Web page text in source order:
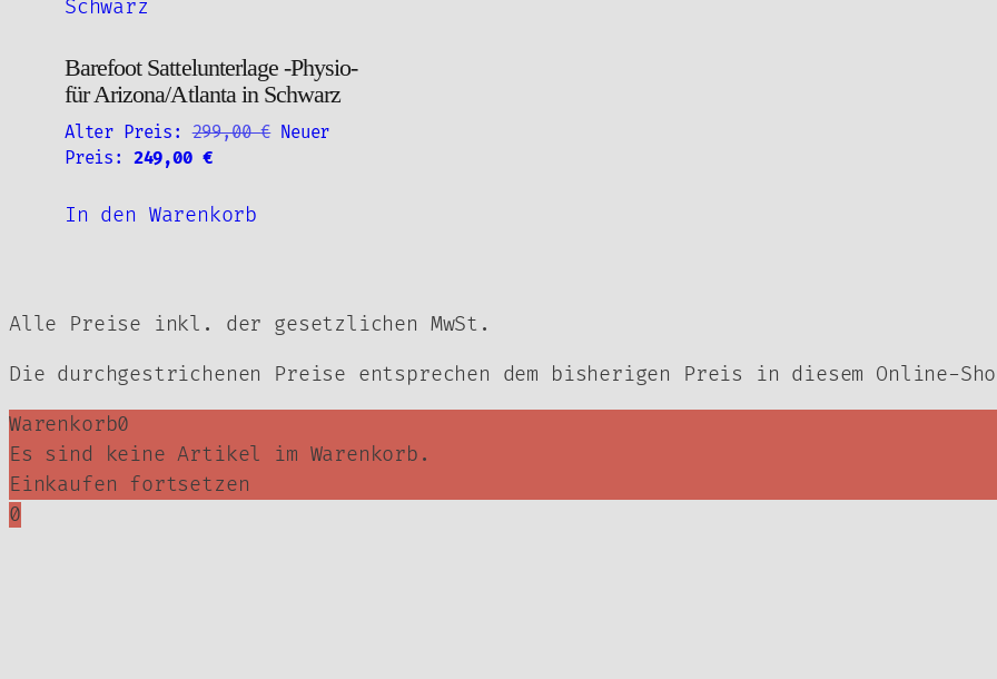
Barefoot Sattelunterlage -Physio-
für Arizona/Atlanta in Schwarz
Alter Preis: 299,00€ Ursprünglicher
Neuer
Preis:
249,00 €Aktueller
ist:
In den Warenkorb
Alle Preise inkl. der gesetzlichen MwSt.
Die durchgestrichenen Preise entsprechen dem bisherigen Preis in diesem Online-
Warenkorb0
Es sind keine Artikel im Warenkorb.
Einkaufen fortsetzen
0